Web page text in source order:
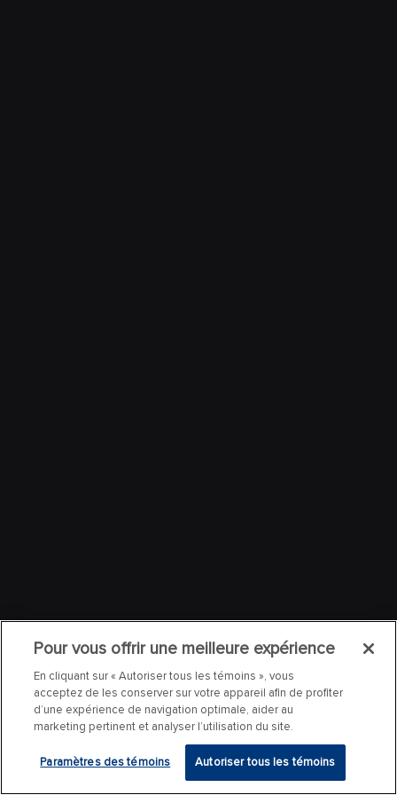
Pour vous offrir une meilleure expérience
En cliquant sur « Autoriser tous les témoins », vous
acceptez de les conserver sur votre appareil afin de profiter
d’une expérience de navigation optimale, aider au
marketing pertinent et analyser l’utilisation du site.
Paramètres des témoins Autoriser tous les témoins